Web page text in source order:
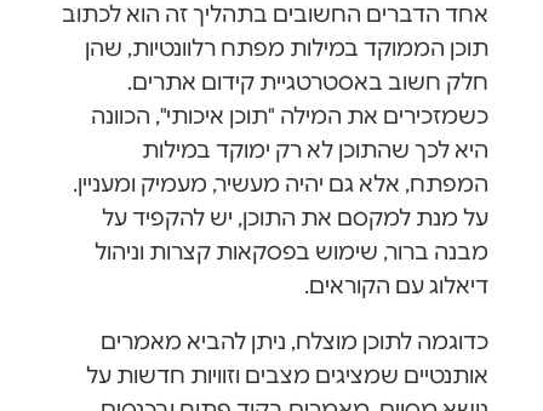
אחד הדברים החשובים בתהליך זה הוא לכתוב
תוכן הממוקד במילות מפתח רלוונטיות, שהן
חלק חשוב באסטרטגיית קידום אתרים.
כשמזכירים את המילה "תוכן איכותי", הכוונה
היא לכך שהתוכן לא רק ימוקד במילות
המפתח, אלא גם יהיה מעשיר, מעמיק ומעניין.
על מנת למקסם את התוכן, יש להקפיד על
מבנה ברור, שימוש בפסקאות קצרות וניהול
דיאלוג עם הקוראים.
כדוגמה לתוכן מוצלח, ניתן להביא מאמרים
אותנטיים שמציגים מצבים וזוויות חדשות על